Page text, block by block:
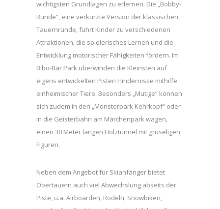
wichtigsten Grundlagen zu erlernen. Die „Bobby-
Runde“, eine verkürzte Version der klassischen
Tauernrunde, führt Kinder zu verschiedenen
Attraktionen, die spielerisches Lernen und die
Entwicklung motorischer Fähigkeiten fördern. Im
Bibo-Bär Park überwinden die Kleinsten auf
eigens entwickelten Pisten Hindernisse mithilfe
einheimischer Tiere. Besonders „Mutige“ können
sich zudem in den „Monsterpark Kehrkopf“ oder
in die Geisterbahn am Märchenpark wagen,
einen 30 Meter langen Holztunnel mit gruseligen
Figuren.
Neben dem Angebot für Skianfänger bietet
Obertauern auch viel Abwechslung abseits der
Piste, u.a. Airboarden, Rodeln, Snowbiken,